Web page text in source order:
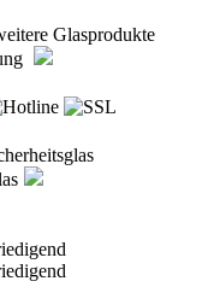
Glasprodukte